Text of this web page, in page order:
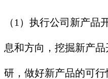
（1）执行公司新产品
息和方向，挖掘新产
研，做好新产品的可行